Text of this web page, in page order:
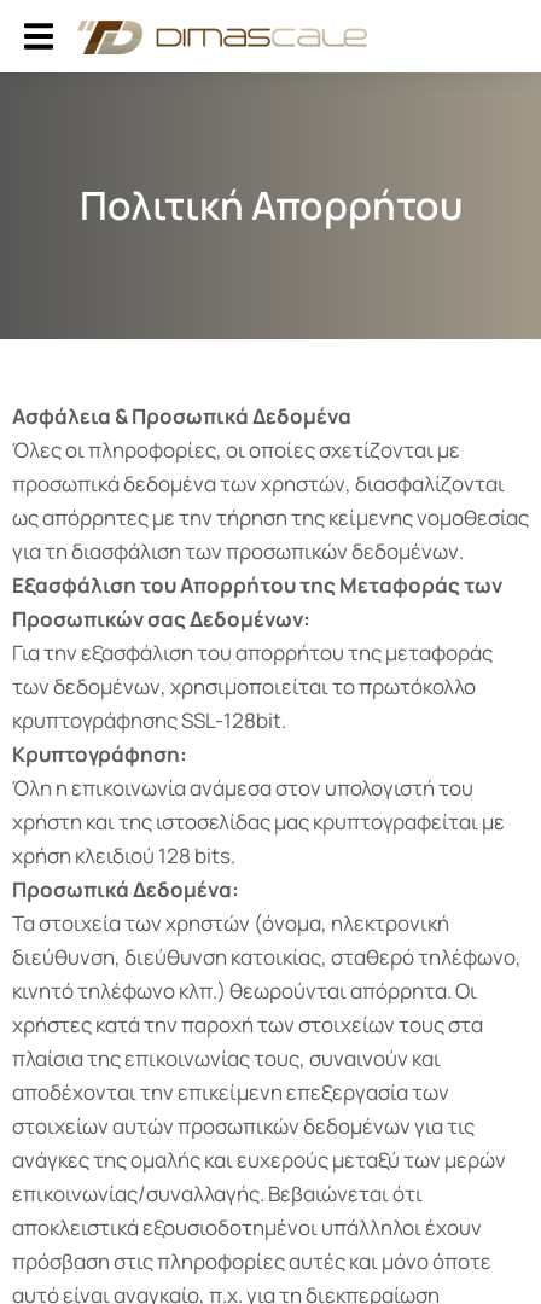
Πολιτική Απορρήτου
Ασφάλεια & Προσωπικά Δεδομένα
Όλες οι πληροφορίες, οι οποίες σχετίζονται με
προσωπικά δεδομένα των χρηστών, διασφαλίζονται
ως απόρρητες με την τήρηση της κείμενης νομοθεσίας
για τη διασφάλιση των προσωπικών δεδομένων.
Εξασφάλιση του Απορρήτου της Μεταφοράς των
Προσωπικών σας Δεδομένων:
Για την εξασφάλιση του απορρήτου της μεταφοράς
των δεδομένων, χρησιμοποιείται το πρωτόκολλο
κρυπτογράφησης SSL-128bit.
Κρυπτογράφηση:
Όλη η επικοινωνία ανάμεσα στον υπολογιστή του
χρήστη και της ιστοσελίδας μας κρυπτογραφείται με
χρήση κλειδιού 128 bits.
Προσωπικά Δεδομένα:
Τα στοιχεία των χρηστών (όνομα, ηλεκτρονική
διεύθυνση, διεύθυνση κατοικίας, σταθερό τηλέφωνο,
κινητό τηλέφωνο κλπ.) θεωρούνται απόρρητα. Οι
χρήστες κατά την παροχή των στοιχείων τους στα
πλαίσια της επικοινωνίας τους, συναινούν και
αποδέχονται την επικείμενη επεξεργασία των
στοιχείων αυτών προσωπικών δεδομένων για τις
ανάγκες της ομαλής και ευχερούς μεταξύ των μερών
επικοινωνίας/συναλλαγής. Βεβαιώνεται ότι
αποκλειστικά εξουσιοδοτημένοι υπάλληλοι έχουν
πρόσβαση στις πληροφορίες αυτές και μόνο όποτε
αυτό είναι αναγκαίο, π.χ. για τη διεκπεραίωση